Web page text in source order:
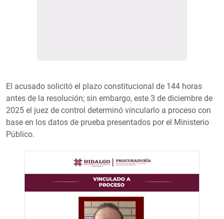
El acusado solicitó el plazo constitucional de 144 horas
antes de la resolución; sin embargo, este 3 de diciembre de
2025 el juez de control determinó vincularlo a proceso con
base en los datos de prueba presentados por el Ministerio
Público.